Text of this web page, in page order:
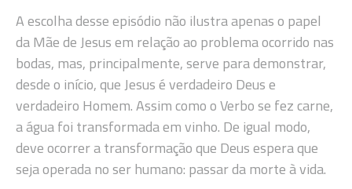
A escolha desse episódio não ilustra apenas o papel
da Mãe de Jesus em relação ao problema ocorrido nas
bodas, mas, principalmente, serve para demonstrar,
desde o início, que Jesus é verdadeiro Deus e
verdadeiro Homem. Assim como o Verbo se fez carne,
a água foi transformada em vinho. De igual modo,
deve ocorrer a transformação que Deus espera que
seja operada no ser humano: passar da morte à vida.